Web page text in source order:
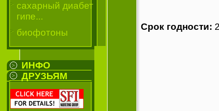
сахарный диабет
гипе...
биофотоны
ИНФО
ДРУЗЬЯМ
Срок годности: